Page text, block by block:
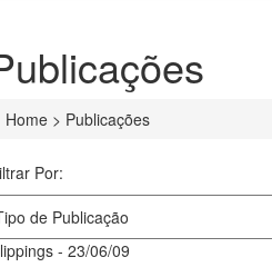
Home > Publicações
Por:
- 23/06/09